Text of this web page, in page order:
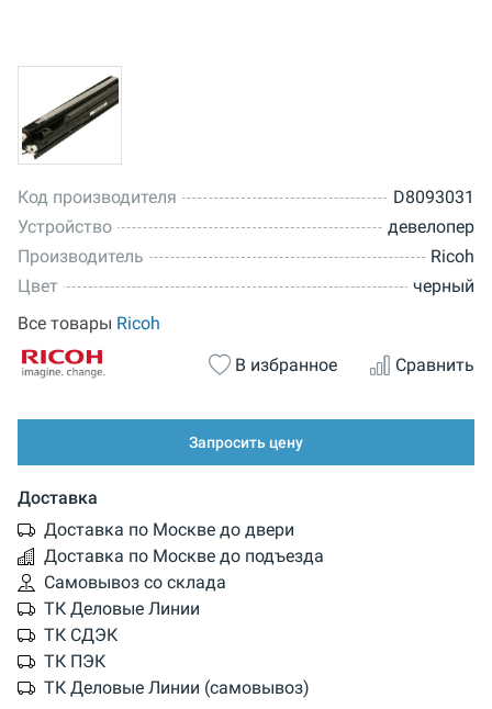
Код производителя
D8093031
Устройство
девелопер
Производитель
Ricoh
Цвет
черный
Все товары Ricoh
В избранное Сравнить
Запросить цену
Доставка
Доставка по Москве до двери
Доставка по Москве до подъезда
Самовывоз со склада
ТК Деловые Линии
ТК СДЭК
ТК ПЭК
ТК Деловые Линии (самовывоз)